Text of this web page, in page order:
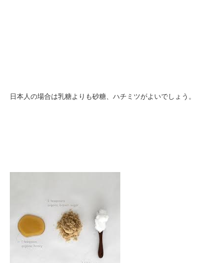
日本人の場合は乳糖よりも砂糖、ハチミツがよいでしょう。